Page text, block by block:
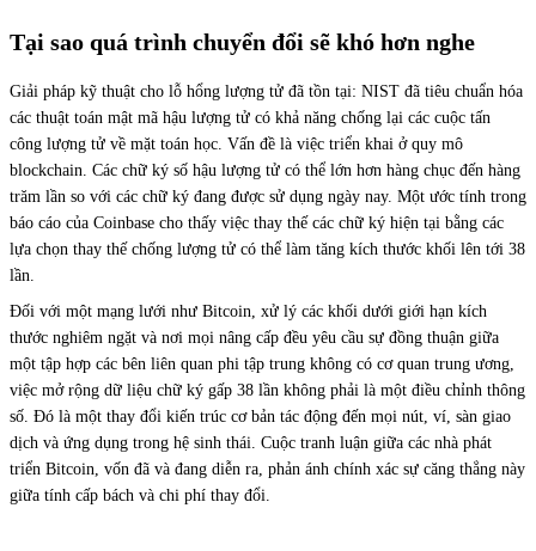
Tại sao quá trình chuyển đổi sẽ khó hơn nghe
Giải pháp kỹ thuật cho lỗ hổng lượng tử đã tồn tại: NIST đã tiêu chuẩn hóa
các thuật toán mật mã hậu lượng tử có khả năng chống lại các cuộc tấn
công lượng tử về mặt toán học. Vấn đề là việc triển khai ở quy mô
blockchain. Các chữ ký số hậu lượng tử có thể lớn hơn hàng chục đến hàng
trăm lần so với các chữ ký đang được sử dụng ngày nay. Một ước tính trong
báo cáo của Coinbase cho thấy việc thay thế các chữ ký hiện tại bằng các
lựa chọn thay thế chống lượng tử có thể làm tăng kích thước khối lên tới 38
lần.
Đối với một mạng lưới như Bitcoin, xử lý các khối dưới giới hạn kích
thước nghiêm ngặt và nơi mọi nâng cấp đều yêu cầu sự đồng thuận giữa
một tập hợp các bên liên quan phi tập trung không có cơ quan trung ương,
việc mở rộng dữ liệu chữ ký gấp 38 lần không phải là một điều chỉnh thông
số. Đó là một thay đổi kiến trúc cơ bản tác động đến mọi nút, ví, sàn giao
dịch và ứng dụng trong hệ sinh thái. Cuộc tranh luận giữa các nhà phát
triển Bitcoin, vốn đã và đang diễn ra, phản ánh chính xác sự căng thẳng này
giữa tính cấp bách và chi phí thay đổi.